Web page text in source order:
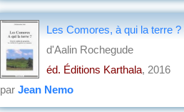
Les Comores, à qui la terre
d'Aalin Rochegude
éd. Éditions Karthala, 2016
par Jean Nemo